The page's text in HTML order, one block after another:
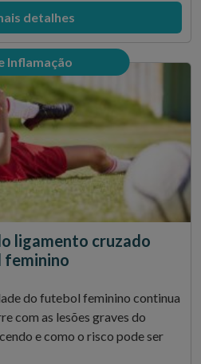
detalhes
Inflamação
ligamento cruzado
feminino
do futebol feminino continua
com as lesões graves do
e como o risco pode ser